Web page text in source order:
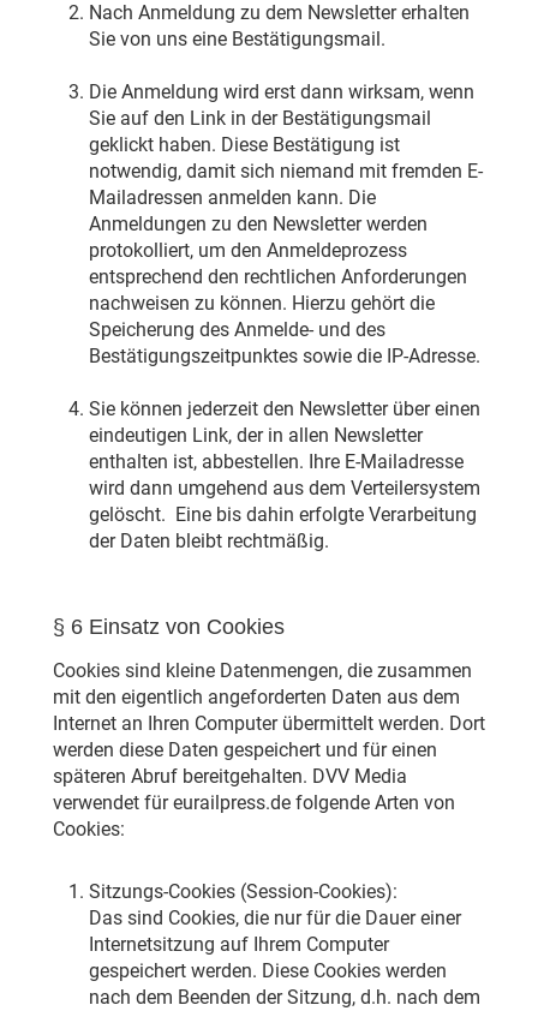
Nach Anmeldung zu dem Newsletter erhalten
Sie von uns eine Bestätigungsmail.
Die Anmeldung wird erst dann wirksam, wenn
Sie auf den Link in der Bestätigungsmail
geklickt haben. Diese Bestätigung ist
notwendig, damit sich niemand mit fremden E-
Mailadressen anmelden kann. Die
Anmeldungen zu den Newsletter werden
protokolliert, um den Anmeldeprozess
entsprechend den rechtlichen Anforderungen
nachweisen zu können. Hierzu gehört die
Speicherung des Anmelde- und des
Bestätigungszeitpunktes sowie die IP-Adresse.
Sie können jederzeit den Newsletter über einen
eindeutigen Link, der in allen Newsletter
enthalten ist, abbestellen. Ihre E-Mailadresse
wird dann umgehend aus dem Verteilersystem
gelöscht. Eine bis dahin erfolgte Verarbeitung
der Daten bleibt rechtmäßig.
§ 6 Einsatz von Cookies
Cookies sind kleine Datenmengen, die zusammen
mit den eigentlich angeforderten Daten aus dem
Internet an Ihren Computer übermittelt werden. Dort
werden diese Daten gespeichert und für einen
späteren Abruf bereitgehalten. DVV Media
verwendet für eurailpress.de folgende Arten von
Cookies:
Sitzungs-Cookies (Session-Cookies):
Das sind Cookies, die nur für die Dauer einer
Internetsitzung auf Ihrem Computer
gespeichert werden. Diese Cookies werden
nach dem Beenden der Sitzung, d.h. nach dem